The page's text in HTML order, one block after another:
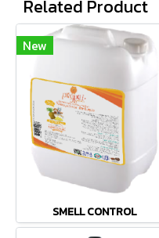
Related Product
New
SMELL CONTROL